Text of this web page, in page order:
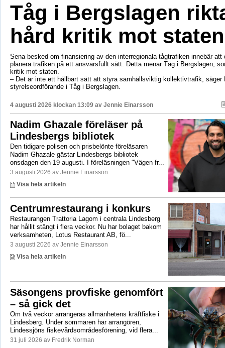
Tåg i Bergslagen
hård kritik mot staten
Sena besked om finansiering av den interregionala tågtrafiken innebär att
planera trafiken på ett ansvarsfullt sätt. Detta menar Tåg i Bergslagen,
kritik mot staten.
– Det är inte ett hållbart sätt att styra samhällsviktig kollektivtrafik, säger
styrelseordförande i Tåg i Bergslagen.
4 augusti 2026 klockan 13:09 av Jennie Einarsson
Nadim Ghazale föreläser på
Lindesbergs bibliotek
Den tidigare polisen och prisbelönte föreläsaren
Nadim Ghazale gästar Lindesbergs bibliotek
onsdagen den 19 augusti. I föreläsningen "Vägen fr...
3 augusti 2026 av Jennie Einarsson
Visa hela artikeln
Centrumrestaurang i konkurs
Restaurangen Trattoria Lagom i centrala Lindesberg
har hållit stängt i flera veckor. Nu har bolaget bakom
verksamheten, Lotus Restaurant AB, fö...
3 augusti 2026 av Jennie Einarsson
Visa hela artikeln
Säsongens provfiske genomfört
– så gick det
Om två veckor arrangeras allmänhetens kräftfiske i
Lindesberg. Under sommaren har arrangören,
Lindessjöns fiskevårdsområdesförening, vid flera...
31 juli 2026 av Fredrik Norman